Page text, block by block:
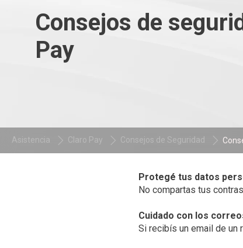
Consejos de
Pay
Asistencia Claro Pay Consejos de Seguridad
Protegé tus datos
No compartas tus
Cuidado con los
Si recibís un email de un